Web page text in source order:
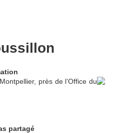
près de l’Office du
partagé